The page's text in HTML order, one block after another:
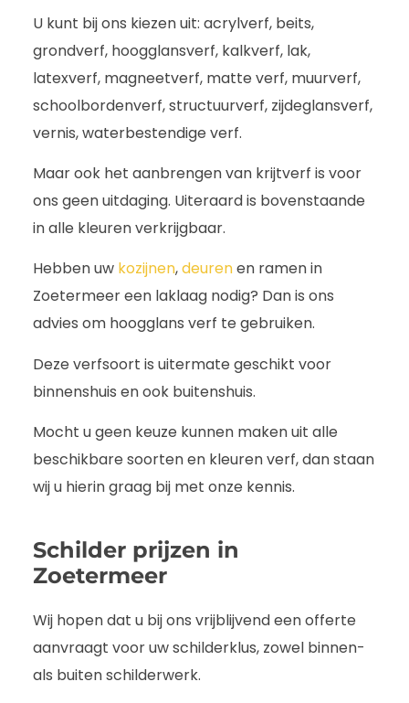
U kunt bij ons kiezen uit: acrylverf, beits,
grondverf, hoogglansverf, kalkverf, lak,
latexverf, magneetverf, matte verf, muurverf,
schoolbordenverf, structuurverf, zijdeglansverf,
vernis, waterbestendige verf.
Maar ook het aanbrengen van krijtverf is voor
ons geen uitdaging. Uiteraard is bovenstaande
in alle kleuren verkrijgbaar.
Hebben uw kozijnen,deurenen ramen in
Zoetermeer een laklaag nodig? Dan is ons
advies om hoogglans verf te gebruiken.
Deze verfsoort is uitermate geschikt voor
binnenshuis en ook buitenshuis.
Mocht u geen keuze kunnen maken uit alle
beschikbare soorten en kleuren verf, dan staan
wij u hierin graag bij met onze kennis.
Schilder prijzen in
Zoetermeer
Wij hopen dat u bij ons vrijblijvend een offerte
aanvraagt voor uw schilderklus, zowel binnen-
als buiten schilderwerk.